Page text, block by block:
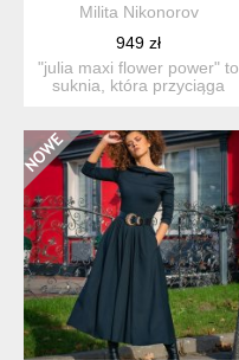
Milita Nikonorov
949 zł
"julia maxi flower power" to
suknia, która przyciąga